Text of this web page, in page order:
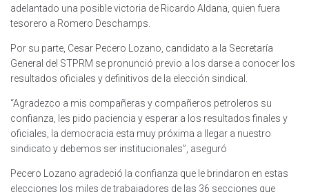
adelantado una posible victoria de Ricardo Aldana, quien fuera
tesorero a Romero Deschamps.
Por su parte, Cesar Pecero Lozano, candidato a la Secretaría
General del STPRM se pronunció previo a los darse a conocer los
resultados oficiales y definitivos de la elección sindical.
“Agradezco a mis compañeras y compañeros petroleros su
confianza, les pido paciencia y esperar a los resultados finales y
oficiales, la democracia esta muy próxima a llegar a nuestro
sindicato y debemos ser institucionales”, aseguró
Pecero Lozano agradeció la confianza que le brindaron en estas
elecciones los miles de trabajadores de las 36 secciones que